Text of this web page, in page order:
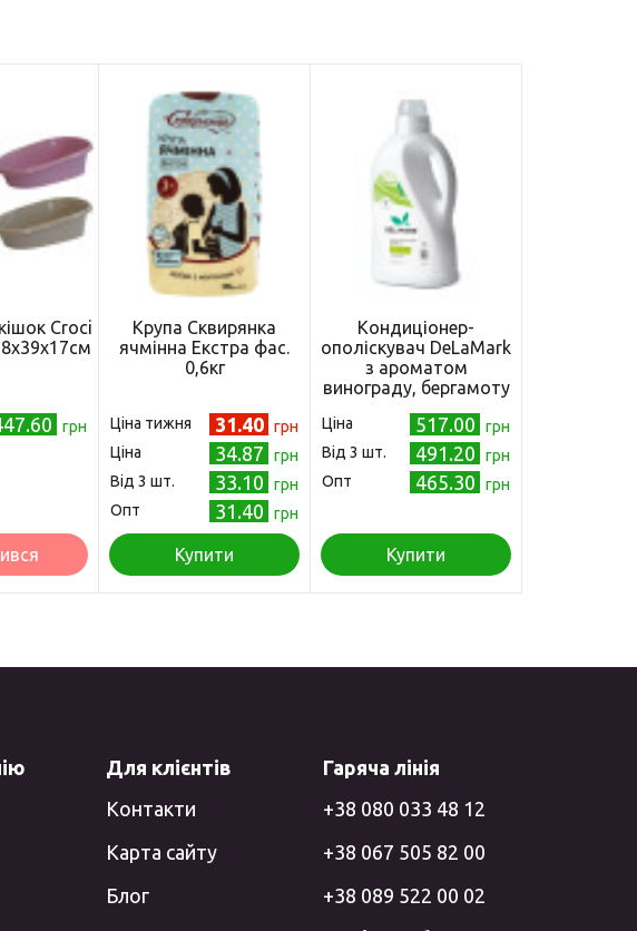
Croci
грн
Крупа Сквирянка
ячмінна Екстра фас.
0,6кг
Ціна тижня 31.40 грн
Ціна
34.87
грн
Від 3 шт.
33.10
грн
Опт
31.40 грн
Купити
Кондиціонер-
ополіскувач DeLaMark
з ароматом
винограду, бергамоту
Ціна 517.00
грн
Від 3 шт.
491.20
грн
Опт
465.30 грн
Купити
Для клієнтів
Контакти
Карта сайту
Блог
Гаряча лінія
+38 080 033 48 12
+38 067 505 82 00
+38 089 522 00 02